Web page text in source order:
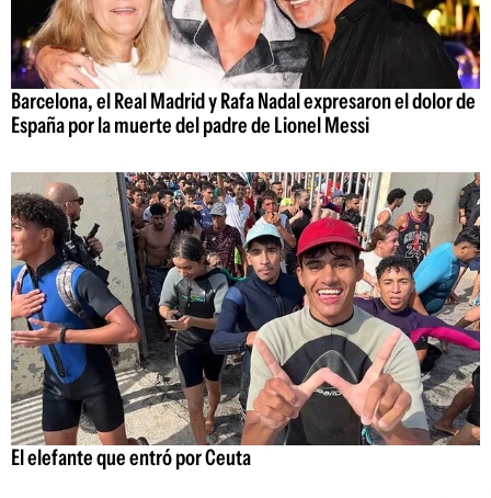
Barcelona, el Real Madrid y Rafa Nadal expresaron el dolor de
España por la muerte del padre de Lionel Messi
El elefante que entró por Ceuta